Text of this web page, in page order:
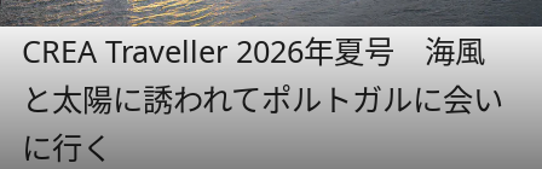
CREA Traveller 2026年夏号 海風
と太陽に誘われてポルトガルに会い
に行く